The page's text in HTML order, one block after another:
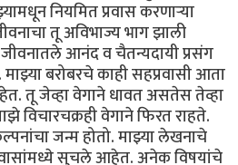
नियमित प्रवास करणाऱ्या
तू अविभाज्य भाग झाली
आनंद व चैतन्यदायी प्रसंग
बरोबरचे काही सहप्रवासी आता
तू जेव्हा वेगाने धावत असतेस तेव्हा
विचारचक्रही वेगाने फिरत राहते.
जन्म होतो. माझ्या लेखनाचे
सुचले आहेत. अनेक विषयांचे